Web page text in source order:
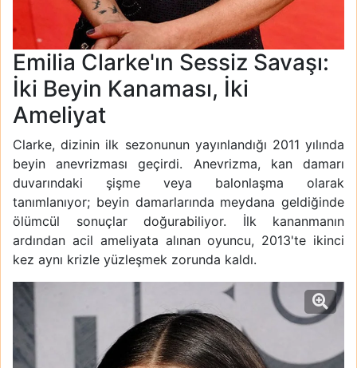
Emilia Clarke'ın Sessiz Savaşı:
İki Beyin Kanaması, İki
Ameliyat
Clarke, dizinin ilk sezonunun yayınlandığı 2011 yılında
beyin anevrizması geçirdi. Anevrizma, kan damarı
duvarındaki şişme veya balonlaşma olarak
tanımlanıyor; beyin damarlarında meydana geldiğinde
ölümcül sonuçlar doğurabiliyor. İlk kananmanın
ardından acil ameliyata alınan oyuncu, 2013'te ikinci
kez aynı krizle yüzleşmek zorunda kaldı.